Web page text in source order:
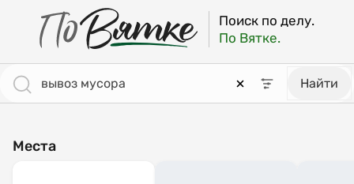
ПоВятке - региональный поисковик
Результаты поиска: вывоз мусора [страница 3]
Поиск по делу.
По Вятке.
Найти
Места